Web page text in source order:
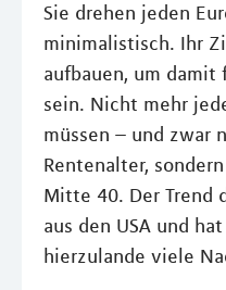
Sie drehen jeden
minimalistisch. Ihr
aufbauen, um damit
sein. Nicht mehr
müssen – und zwar
Rentenalter,
Mitte 40. Der Trend
aus den USA und
hierzulande viele